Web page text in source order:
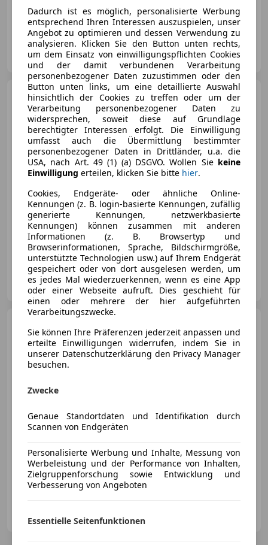
MILSIDE Autohandel
AT-6068 Mils
Audi A640 2.0 TDI Avant
quattro sport
€ 30 900
05/2020 147 500 km Diesel
150 kW (204 PS)
MILSIDE Autohandel
AT-6068 Mils
10/2023 65 000 km Diesel
150 kW (204 PS)
AT-6134 Vomp
Dadurch ist es möglich, personalisierte Werbung
entsprechend Ihren Interessen auszuspielen, unser
Angebot zu optimieren und dessen Verwendung zu
analysieren. Klicken Sie den Button unten rechts,
um dem Einsatz von einwilligungspflichten Cookies
und der damit verbundenen Verarbeitung
personenbezogener Daten zuzustimmen oder den
Button unten links, um eine detaillierte Auswahl
hinsichtlich der Cookies zu treffen oder um der
Verarbeitung personenbezogener Daten zu
widersprechen, soweit diese auf Grundlage
berechtigter Interessen erfolgt. Die Einwilligung
umfasst auch die Übermittlung bestimmter
personenbezogener Daten in Drittländer, u.a. die
USA, nach Art. 49 (1) (a) DSGVO. Wollen Sie keine
Einwilligung erteilen, klicken Sie bitte hier.
Cookies, Endgeräte- oder ähnliche Online-
Kennungen (z. B. login-basierte Kennungen, zufällig
generierte Kennungen, netzwerkbasierte
Kennungen) können zusammen mit anderen
Informationen (z. B. Browsertyp und
Browserinformationen, Sprache, Bildschirmgröße,
unterstützte Technologien usw.) auf Ihrem Endgerät
gespeichert oder von dort ausgelesen werden, um
es jedes Mal wiederzuerkennen, wenn es eine App
oder einer Webseite aufruft. Dies geschieht für
einen oder mehrere der hier aufgeführten
Verarbeitungszwecke.
Sie können Ihre Präferenzen jederzeit anpassen und
erteilte Einwilligungen widerrufen, indem Sie in
unserer Datenschutzerklärung den Privacy Manager
besuchen.
Zwecke
Genaue Standortdaten und Identifikation durch
Scannen von Endgeräten
Personalisierte Werbung und Inhalte, Messung von
Werbeleistung und der Performance von Inhalten,
Zielgruppenforschung sowie Entwicklung und
Verbesserung von Angeboten
Essentielle Seitenfunktionen